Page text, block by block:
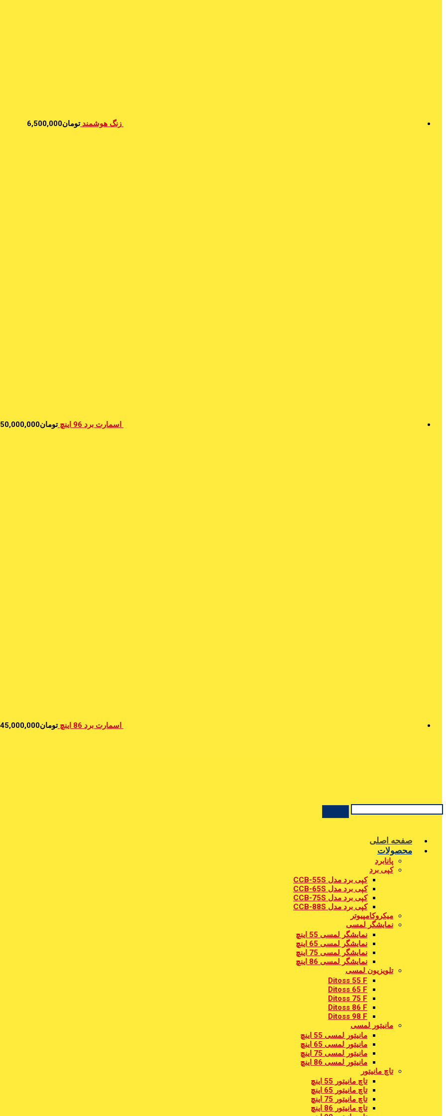
زنگ هوشمند تومان6,500,000
اسمارت برد 96 اینچ تومان
اسمارت برد 86 اینچ تومان
صفحه اصلی
محصولات
پانابرد
کپی برد
کپی برد مدل CCB-55S
کپی برد مدل CCB-65S
کپی برد مدل CCB-75S
کپی برد مدل CCB-88S
میکروکامپیوتر
نمایشگر لمسی
نمایشگر لمسی 55 اینچ
نمایشگر لمسی 65 اینچ
نمایشگر لمسی 75 اینچ
نمایشگر لمسی 86 اینچ
تلویزیون لمسی
Ditoss 55 F
Ditoss 65 F
Ditoss 75 F
Ditoss 86 F
Ditoss 98 F
مانیتور لمسی
مانیتور لمسی 55 اینچ
مانیتور لمسی 65 اینچ
مانیتور لمسی 75 اینچ
مانیتور لمسی 86 اینچ
تاچ مانیتور
تاچ مانیتور 55 اینچ
تاچ مانیتور 65 اینچ
تاچ مانیتور 75 اینچ
تاچ مانیتور 86 اینچ